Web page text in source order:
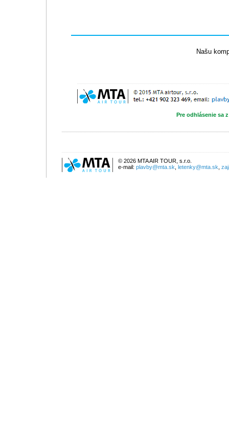
Našu
Pre odhlásenie sa
© 2026 MTA AIR TOUR, s.r.o.
e-mail: plavby@mta.sk letenky@mta.sk